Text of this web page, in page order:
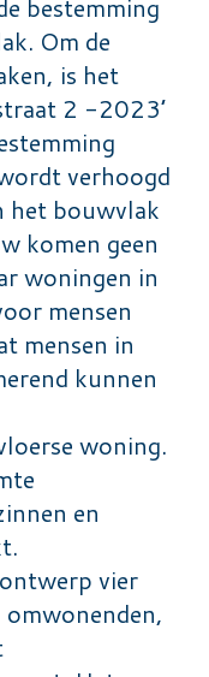
Om de
is het
2 -2023’
verhoogd
het bouwvlak
komen geen
woningen in
mensen
mensen in
kunnen
woning.
en
vier